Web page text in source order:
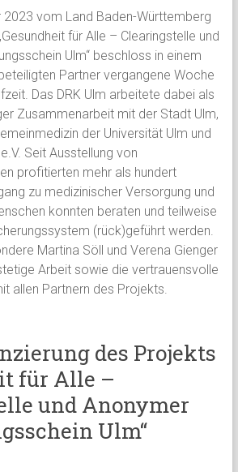
vom Land Baden-Württemberg
für Alle – Clearingstelle und
Ulm“ beschloss in einem
Partner vergangene Woche
Das DRK Ulm arbeitete dabei als
Zusammenarbeit mit der Stadt Ulm,
der Universität Ulm und
Seit Ausstellung von
profitierten mehr als hundert
zu medizinischer Versorgung und
konnten beraten und teilweise
(rück)geführt werden.
Martina Söll und Verena Gienger
Arbeit sowie die vertrauensvolle
allen Partnern des Projekts.
des Projekts
für Alle –
und Anonymer
Ulm“